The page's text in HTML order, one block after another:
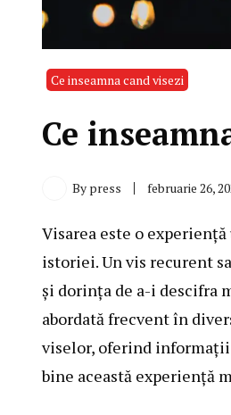
Ce inseamna cand visezi
Ce
By press februarie 26,
Visarea este o
istoriei. Un vis recurent
și dorința de a-i descifra
abordată frecvent în
viselor, oferind
bine această experiență